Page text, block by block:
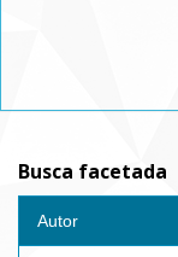
Busca facetada
Autor